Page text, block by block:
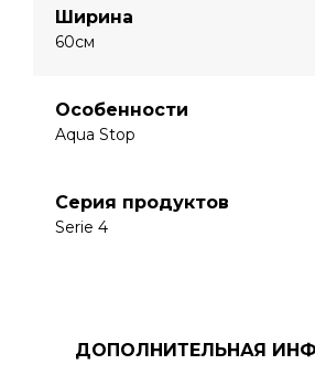
Ширина
60см
Особенности
Aqua Stop
Серия продуктов
Serie 4
ДОПОЛНИТЕЛЬНАЯ